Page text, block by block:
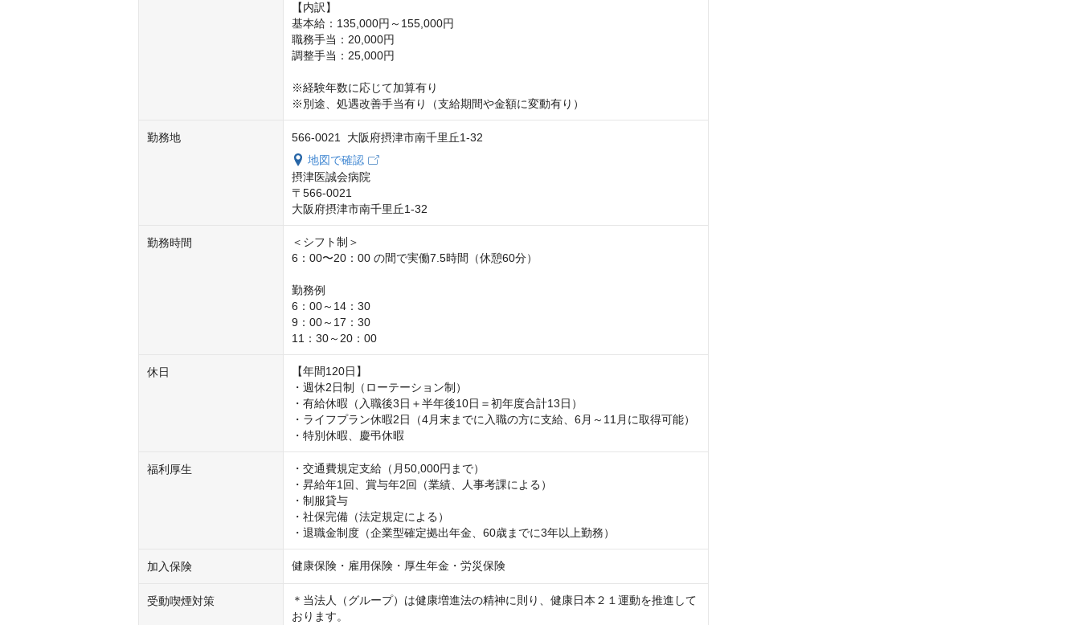
【内訳】
基本給：135,000円～155,000円
職務手当：20,000円
調整手当：25,000円
※経験年数に応じて加算有り
※別途、処遇改善手当有り（支給期間や金額に変動有り）
勤務地
566-0021 大阪府摂津市南千里丘1-32
地図で確認
摂津医誠会病院
〒566-0021
大阪府摂津市南千里丘1-32
勤務時間
＜シフト制＞
6：00〜20：00 の間で実働7.5時間（休憩60分）
勤務例
6：00～14：30
9：00～17：30
11：30～20：00
休日
【年間120日】
・週休2日制（ローテーション制）
・有給休暇（入職後3日＋半年後10日＝初年度合計13日）
・ライフプラン休暇2日（4月末までに入職の方に支給、6月～11月に取得可能）
・特別休暇、慶弔休暇
福利厚生
・交通費規定支給（月50,000円まで）
・昇給年1回、賞与年2回（業績、人事考課による）
・制服貸与
・社保完備（法定規定による）
・退職金制度（企業型確定拠出年金、60歳までに3年以上勤務）
加入保険 健康保険・雇用保険・厚生年金・労災保険
受動喫煙対策
＊当法人（グループ）は健康増進法の精神に則り、健康日本２１運動を推進して
おります。